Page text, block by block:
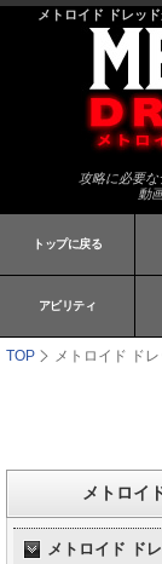
メトロイド ドレッ
攻略に必要
動
トップに戻る
アビリティ
TOP メトロイド ド
メトロイ
メトロイド ド